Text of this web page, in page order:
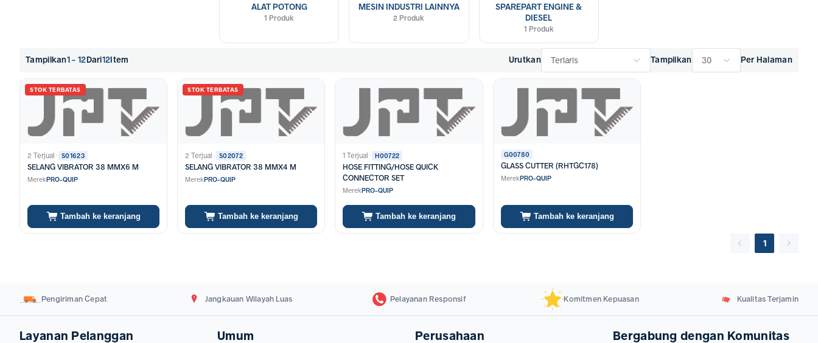
ALAT POTONG
1 Produk
MESIN INDUSTRI LAINNYA
2 Produk
SPAREPART ENGINE &
DIESEL
1 Produk
Tampilkan1 - 12Dari12Item Urutkan Terlaris Tampilkan 30 Per Halaman
STOK TERBATAS
2 Terjual· S01623
SELANG VIBRATOR 38 MMX6 M
MerekPRO-QUIP
Tambah ke keranjang
STOK TERBATAS
2 Terjual· S02072
SELANG VIBRATOR 38 MMX4 M
MerekPRO-QUIP
Tambah ke keranjang
1 Terjual· H00722
HOSE FITTING/HOSE QUICK
CONNECTOR SET
MerekPRO-QUIP
Tambah ke keranjang
G00780
GLASS CUTTER (RHTGC178)
MerekPRO-QUIP
Tambah ke keranjang
1
Pengiriman Cepat Jangkauan Wilayah Luas Pelayanan Responsif Komitmen Kepuasan Kualitas Terjamin
Layanan Pelanggan Umum Perusahaan
Bergabung dengan Komunitas